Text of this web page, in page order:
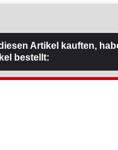
Artikel kauften,
bestellt: